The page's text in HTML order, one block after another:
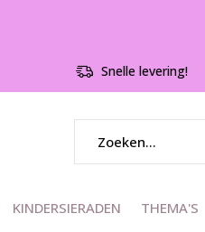
KINDERSIERADEN THEMA'S
Snelle levering!